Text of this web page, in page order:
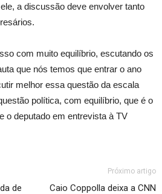
a discussão deve envolver tanto
com muito equilíbrio, escutando os
que nós temos que entrar o ano
melhor essa questão da escala
política, com equilíbrio, que é o
o deputado em entrevista à TV
de
Próximo artigo
Caio Coppolla deixa a CNN